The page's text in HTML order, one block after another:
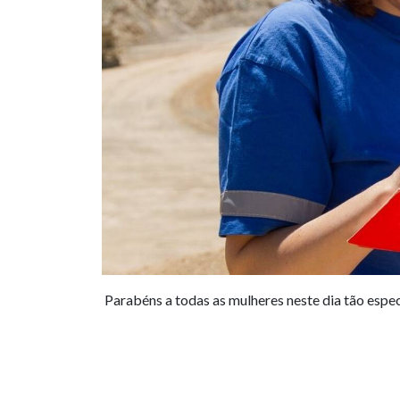
Parabéns a todas as mulheres neste dia tão